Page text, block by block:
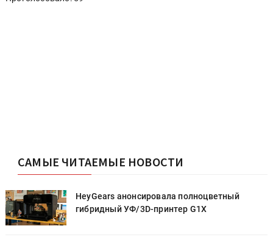
САМЫЕ ЧИТАЕМЫЕ НОВОСТИ
HeyGears анонсировала полноцветный
гибридный УФ/3D-принтер G1X